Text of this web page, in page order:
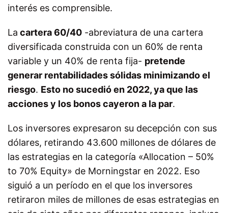
interés es comprensible.
La cartera 60/40 -abreviatura de una cartera
diversificada construida con un 60% de renta
variable y un 40% de renta fija- pretende
generar rentabilidades sólidas minimizando el
riesgo. Esto no sucedió en 2022, ya que las
acciones y los bonos cayeron a la par.
Los inversores expresaron su decepción con sus
dólares, retirando 43.600 millones de dólares de
las estrategias en la categoría «Allocation – 50%
to 70% Equity» de Morningstar en 2022. Eso
siguió a un período en el que los inversores
retiraron miles de millones de esas estrategias en